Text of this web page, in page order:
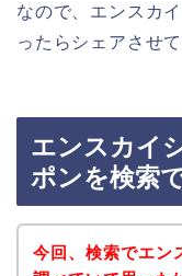
なので、エンスカ
ったらシェアさせ
エンスカイ
ポンを検索
今回、検索でエン